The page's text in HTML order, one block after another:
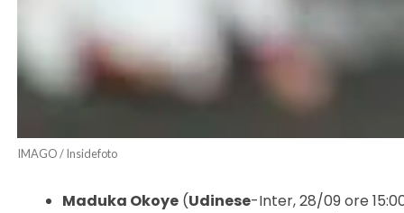
IMAGO / Insidefoto
Maduka Okoye(Udinese-Inter, 28/09 ore